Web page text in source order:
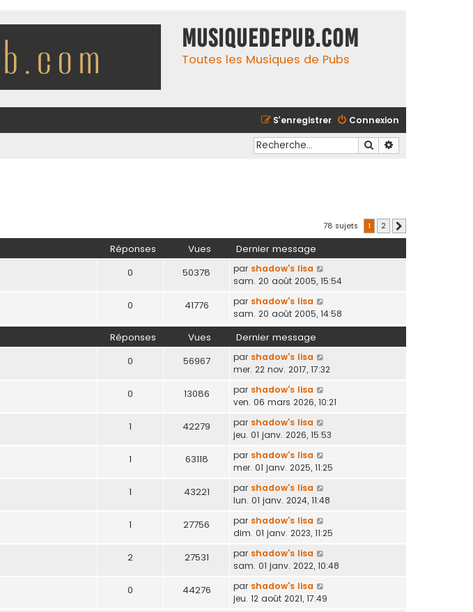
MusiqueDePub.com
Toutes les Musiques de Pubs
Connexion
S’enregistrer
Rechercher
78 sujets 1 2
Réponses Vues Dernier message
0 50378 par shadow's lisa
sam. 20 août 2005, 15:54
0 41776 par shadow's lisa
sam. 20 août 2005, 14:58
Réponses Vues Dernier message
0 56967 par shadow's lisa
mer. 22 nov. 2017, 17:32
0 13086 par shadow's lisa
ven. 06 mars 2026, 10:21
1 42279 par shadow's lisa
jeu. 01 janv. 2026, 15:53
1 63118 par shadow's lisa
mer. 01 janv. 2025, 11:25
1 43221 par shadow's lisa
lun. 01 janv. 2024, 11:48
1 27756 par shadow's lisa
dim. 01 janv. 2023, 11:25
2 27531 par shadow's lisa
sam. 01 janv. 2022, 10:48
0 44276 par shadow's lisa
jeu. 12 août 2021, 17:49